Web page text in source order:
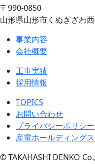
〒990-0850
山形県山形市くぬぎざわ
事業内容
会社概要
工事実績
採用情報
TOPICS
お問い合わせ
プライバシーポリシー
産電ホールディング
© TAKAHASHI DENKO